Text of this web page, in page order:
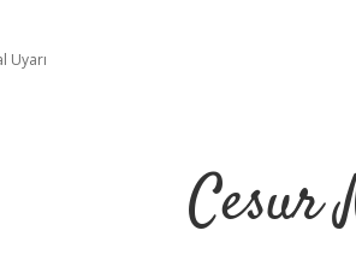
Uyarı
Cesur